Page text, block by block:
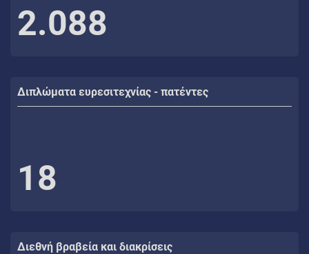
2.088
Διπλώματα ευρεσιτεχνίας - πατέντες
18
Διεθνή βραβεία και διακρίσεις